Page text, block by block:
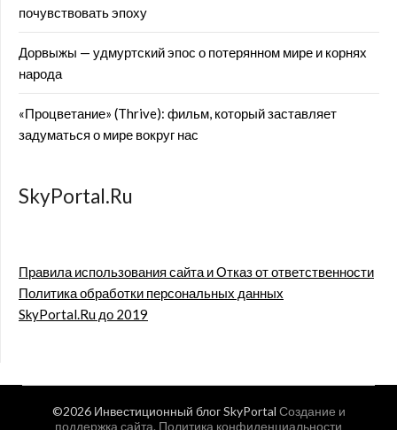
почувствовать эпоху
Дорвыжы — удмуртский эпос о потерянном мире и корнях
народа
«Процветание» (Thrive): фильм, который заставляет
задуматься о мире вокруг нас
SkyPortal.Ru
Правила использования сайта и Отказ от ответственности
Политика обработки персональных данных
SkyPortal.Ru до 2019
©2026 Инвестиционный блог SkyPortal Создание и
поддержка сайта. Политика конфиденциальности